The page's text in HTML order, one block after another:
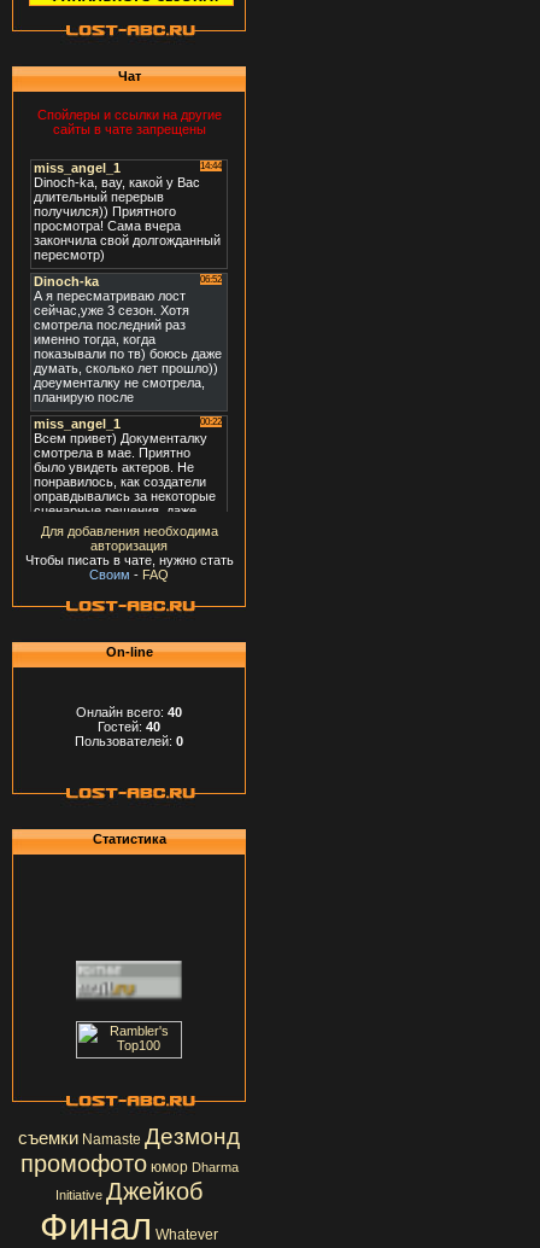
Чат
Спойлеры и ссылки на другие
сайты в чате запрещены
Для добавления необходима
авторизация
Чтобы писать в чате, нужно стать
Своим - FAQ
On-line
Онлайн всего: 40
Гостей: 40
Пользователей: 0
Статистика
съемки Namaste Дезмонд
промофото юмор Dharma
Initiative Джейкоб
Финал Whatever